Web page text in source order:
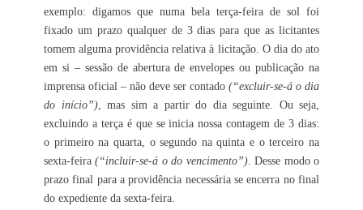
exemplo: digamos que numa bela terça-feira de sol foi
fixado um prazo qualquer de 3 dias para que as licitantes
tomem alguma providência relativa à licitação. O dia do ato
em si – sessão de abertura de envelopes ou publicação na
imprensa oficial – não deve ser contado (“excluir-se-á o dia
do início”), mas sim a partir do dia seguinte. Ou seja,
excluindo a terça é que se inicia nossa contagem de 3 dias:
o primeiro na quarta, o segundo na quinta e o terceiro na
sexta-feira(“incluir-se-á o do vencimento”). Desse modo o
prazo final para a providência necessária se encerra no final
do expediente da sexta-feira.